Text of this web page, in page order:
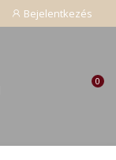
Bejelentkezés
0